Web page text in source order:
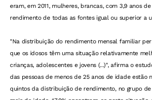
eram, em 2011, mulheres, brancas, com 3,9 anos
rendimento de todas as fontes igual ou superior a
"Na distribuição do rendimento mensal familiar
que os idosos têm uma situação relativamente
crianças, adolescentes e jovens (...)", afirma o
das pessoas de menos de 25 anos de idade estão
quintos da distribuição de rendimento, no grupo